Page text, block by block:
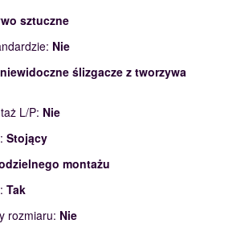
sztuczne
Nie
ślizgacze z tworzywa
L/P: Nie
Stojący
montażu
Tak
rozmiaru: Nie